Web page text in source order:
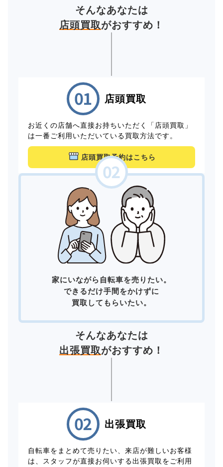
そんなあなたは
店頭買取がおすすめ！
店頭買取
お近くの店舗へ直接お持ちいただく「店頭買取」
は一番ご利用いただいている買取方法です。
店頭買取予約はこちら
家にいながら自転車を売りたい。
できるだけ手間をかけずに
買取してもらいたい。
そんなあなたは
出張買取がおすすめ！
出張買取
自転車をまとめて売りたい、来店が難しいお客様
は、スタッフが直接お伺いする出張買取をご利用